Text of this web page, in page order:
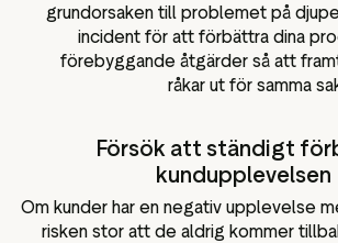
grundorsaken till problemet på
incident för att förbättra dina
förebyggande åtgärder så att
råkar ut för samma
Försök att ständigt
kundupplevelsen
Om kunder har en negativ upplevelse
risken stor att de aldrig kommer